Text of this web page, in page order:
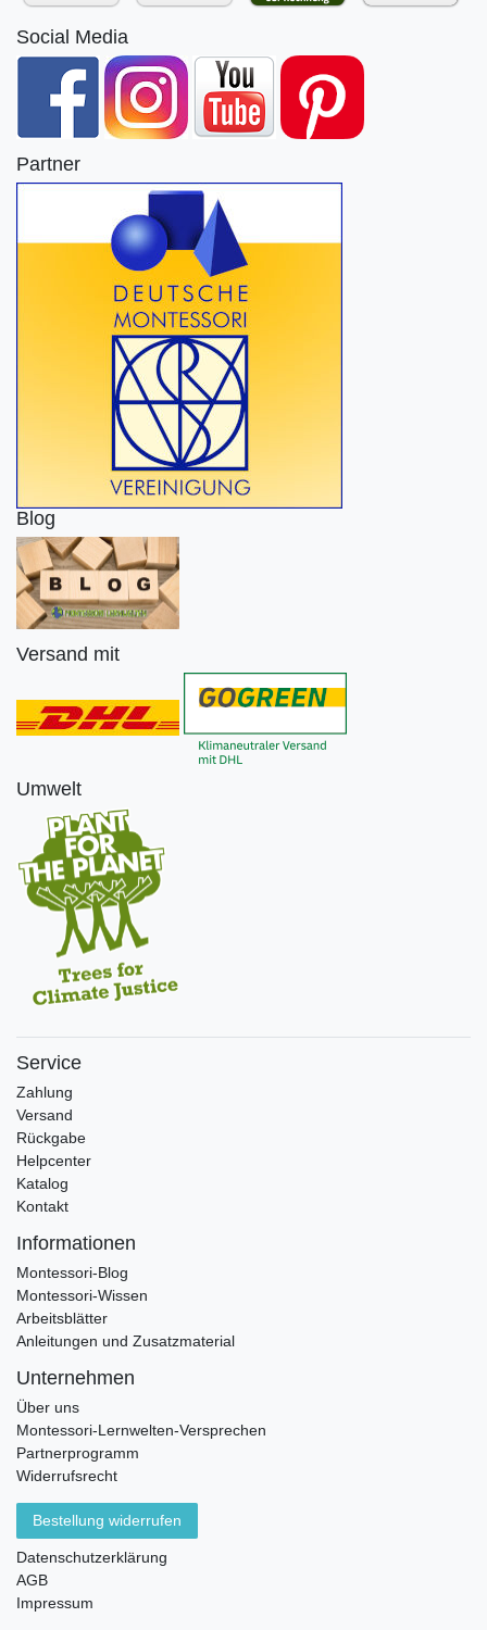
Social Media
Partner
Blog
Versand mit
Umwelt
Service
Zahlung
Versand
Rückgabe
Helpcenter
Katalog
Kontakt
Informationen
Montessori-Blog
Montessori-Wissen
Arbeitsblätter
Anleitungen und Zusatzmaterial
Unternehmen
Über uns
Montessori-Lernwelten-Versprechen
Partnerprogramm
Widerrufsrecht
Bestellung widerrufen
Datenschutzerklärung
AGB
Impressum